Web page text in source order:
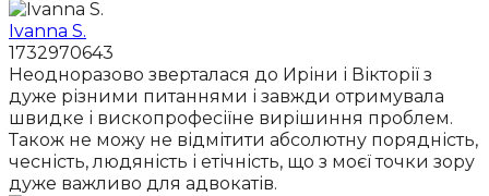
Ivanna S.
1732970643
Неодноразово зверталася до Иріни і Вікторії з
дуже різними питаннями і завжди отримувала
швидке і вископрофесіїне вирішиння проблем.
Також не можу не відмітити абсолютну порядність,
чесність, людяність і етічність, що з моєї точки зору
дуже важливо для адвокатів.